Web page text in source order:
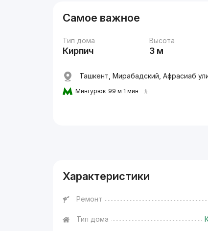
Самое важное
Тип дома
Кирпич
Высота
3 м
Ташкент, Мирабадский, Афрасиаб
Мингурюк 99 м 1 мин
Характеристики
Ремонт
Тип дома